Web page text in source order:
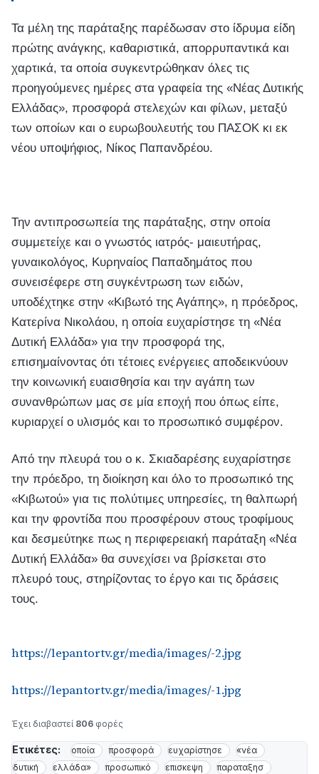
Τα μέλη της παράταξης παρέδωσαν στο ίδρυμα είδη
πρώτης ανάγκης, καθαριστικά, απορρυπαντικά και
χαρτικά, τα οποία συγκεντρώθηκαν όλες τις
προηγούμενες ημέρες στα γραφεία της «Νέας Δυτικής
Ελλάδας», προσφορά στελεχών και φίλων, μεταξύ
των οποίων και ο ευρωβουλευτής του ΠΑΣΟΚ κι εκ
νέου υποψήφιος, Νίκος Παπανδρέου.
Την αντιπροσωπεία της παράταξης, στην οποία
συμμετείχε και ο γνωστός ιατρός- μαιευτήρας,
γυναικολόγος, Κυρηναίος Παπαδημάτος που
συνεισέφερε στη συγκέντρωση των ειδών,
υποδέχτηκε στην «Κιβωτό της Αγάπης», η πρόεδρος,
Κατερίνα Νικολάου, η οποία ευχαρίστησε τη «Νέα
Δυτική Ελλάδα» για την προσφορά της,
επισημαίνοντας ότι τέτοιες ενέργειες αποδεικνύουν
την κοινωνική ευαισθησία και την αγάπη των
συνανθρώπων μας σε μία εποχή που όπως είπε,
κυριαρχεί ο υλισμός και το προσωπικό συμφέρον.
Από την πλευρά του ο κ. Σκιαδαρέσης ευχαρίστησε
την πρόεδρο, τη διοίκηση και όλο το προσωπικό της
«Κιβωτού» για τις πολύτιμες υπηρεσίες, τη θαλπωρή
και την φροντίδα που προσφέρουν στους τροφίμους
και δεσμεύτηκε πως η περιφερειακή παράταξη «Νέα
Δυτική Ελλάδα» θα συνεχίσει να βρίσκεται στο
πλευρό τους, στηρίζοντας το έργο και τις δράσεις
τους.
https://lepantortv.gr/media/images/-2.jpg
https://lepantortv.gr/media/images/-1.jpg
Έχει διαβαστεί 806 φορές
Ετικέτες: οποία προσφορά ευχαρίστησε
«νέα
δυτική
ελλάδα» προσωπικό επισκεψη
παραταξησ